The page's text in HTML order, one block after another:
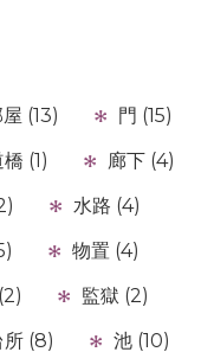
(13)
門 (15)
(1)
廊下 (4)
水路 (4)
物置 (4)
監獄 (2)
所 (8) 池 (10)